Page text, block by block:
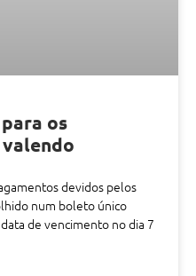
os
devidos pelos
num boleto único
de vencimento no dia 7